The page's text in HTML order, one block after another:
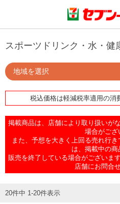
商品のご案内
商品のご案内トップ
今週の新商品
商品カテゴリ一覧
セール・キャンペーン
サービス
nanacoトップ
企業情報トップ
ニュースリリース
私たちの取組み
サステナビリティ
スポーツドリンク・水・健
地域を選択
税込価格は軽減税率適用の消
掲載商品は、店舗により取り扱いが
場合がござ
また、予想を大きく上回る売れ行
は、掲載中の商
販売を終了している場合がございま
店舗にお問合
20件中 1-20件表示